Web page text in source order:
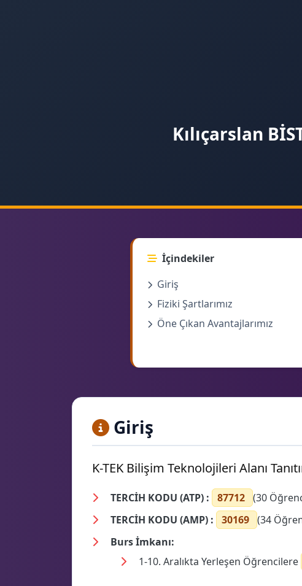
Kılıçarslan
İçindekiler
Giriş
Fiziki Şartlarımız
Öne Çıkan Avantajlarımız
Giriş
K-TEK Bilişim Teknolojileri Alanı
TERCİH KODU (ATP) : 87712 (30
TERCİH KODU (AMP) :
30169 (34
Burs İmkanı:
1-10. Aralıkta Yerleşen Öğrencilere